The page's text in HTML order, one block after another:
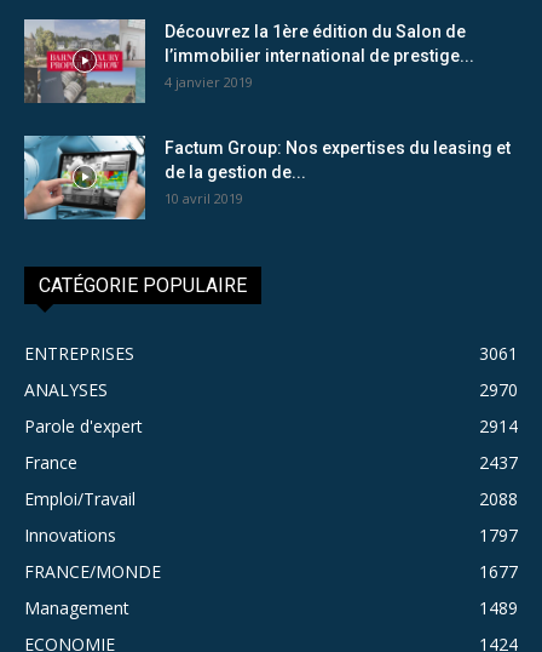
Découvrez la 1ère édition du Salon de
l’immobilier international de prestige...
4 janvier 2019
Factum Group: Nos expertises du leasing et
de la gestion de...
10 avril 2019
CATÉGORIE POPULAIRE
ENTREPRISES
3061
ANALYSES
2970
Parole d'expert
2914
France
2437
Emploi/Travail
2088
Innovations
1797
FRANCE/MONDE
1677
Management
1489
ECONOMIE
1424